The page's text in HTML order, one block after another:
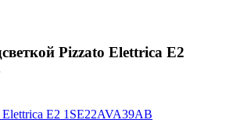
Pizzato Elettrica E2